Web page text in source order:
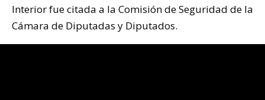
Interior fue citada a la Comisión de Seguridad de la
Cámara de Diputadas y Diputados.